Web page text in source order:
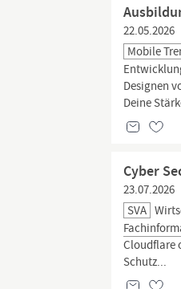
22.05.2026
Mobile
Designen
Deine
Cyber
23.07.2026
SVA
Cloudflare
Schutz...